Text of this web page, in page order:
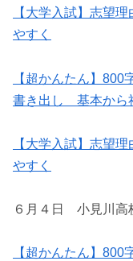
【大学入試】志望
やすく
【超かんたん】
書き出し 基本から
【大学入試】志望
やすく
６月４日 小見川高
【超かんたん】